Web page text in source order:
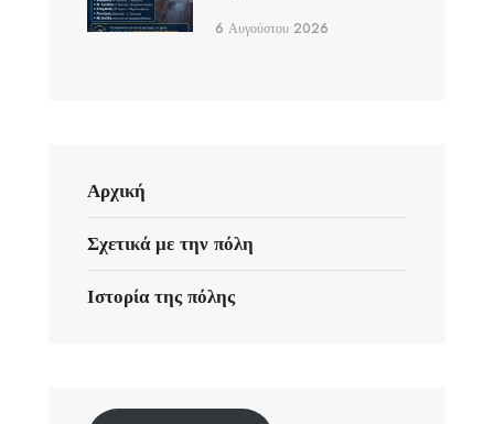
6 Αυγούστου 2026
Αρχική
Σχετικά με την πόλη
Ιστορία της πόλης